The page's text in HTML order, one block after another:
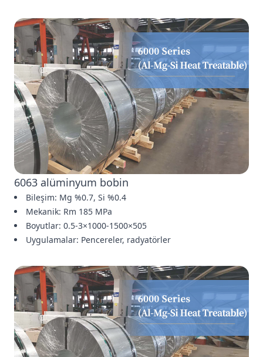
6063 alüminyum bobin
Bileşim: Mg %0.7, Si %0.4
Mekanik: Rm 185 MPa
Boyutlar: 0.5-3×1000-1500×505
Uygulamalar: Pencereler, radyatörler